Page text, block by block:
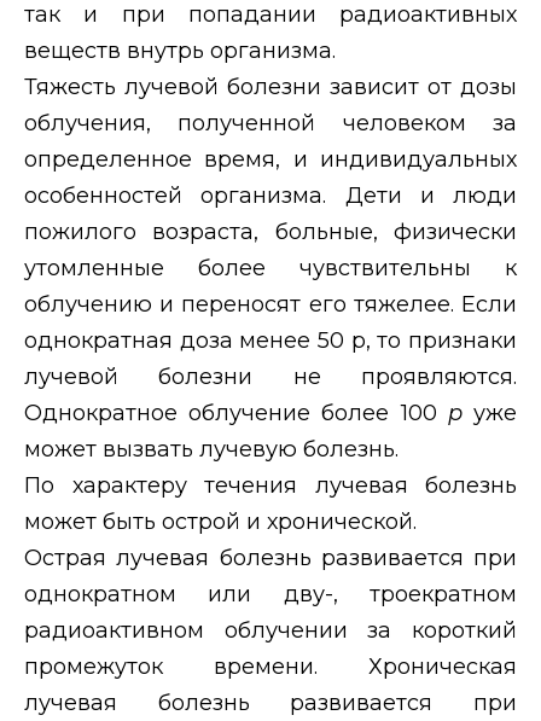
так и при попадании радиоактивных
веществ внутрь организма.
Тяжесть лучевой болезни зависит от дозы
облучения, полученной человеком за
определенное время, и индивидуальных
особенностей организма. Дети и люди
пожилого возраста, больные, физически
утомленные более чувствительны к
облучению и переносят его тяжелее. Если
однократная доза менее 50 р, то признаки
лучевой болезни не проявляются.
Однократное облучение более 100 руже
может вызвать лучевую болезнь.
По характеру течения лучевая болезнь
может быть острой и хронической.
Острая лучевая болезнь развивается при
однократном или дву-, троекратном
радиоактивном облучении за короткий
промежуток времени. Хроническая
лучевая болезнь развивается при